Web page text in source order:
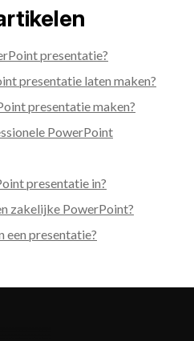
presentatie?
presentatie laten maken?
presentatie maken?
PowerPoint
presentatie in?
zakelijke PowerPoint?
een presentatie?